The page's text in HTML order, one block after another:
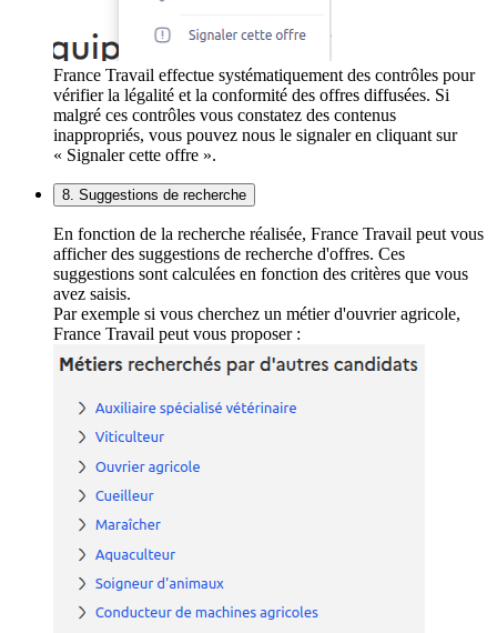
France Travail effectue systématiquement des contrôles pour
vérifier la légalité et la conformité des offres diffusées. Si
malgré ces contrôles vous constatez des contenus
inappropriés, vous pouvez nous le signaler en cliquant sur
« Signaler cette offre ».
8. Suggestions de recherche
En fonction de la recherche réalisée, France Travail peut vous
afficher des suggestions de recherche d'offres. Ces
suggestions sont calculées en fonction des critères que vous
avez saisis.
Par exemple si vous cherchez un métier d'ouvrier agricole,
France Travail peut vous proposer :